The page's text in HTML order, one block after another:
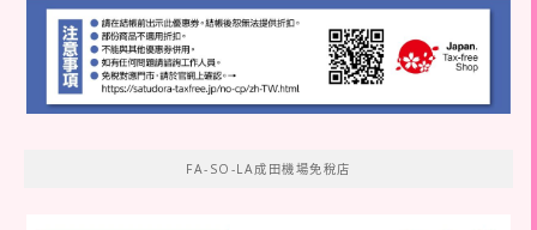
FA-SO-LA成田機場免稅店